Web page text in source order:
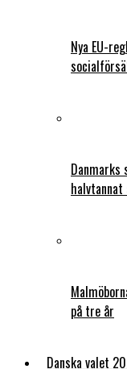
Nya EU-
halvtannat
på tre år
Danska valet